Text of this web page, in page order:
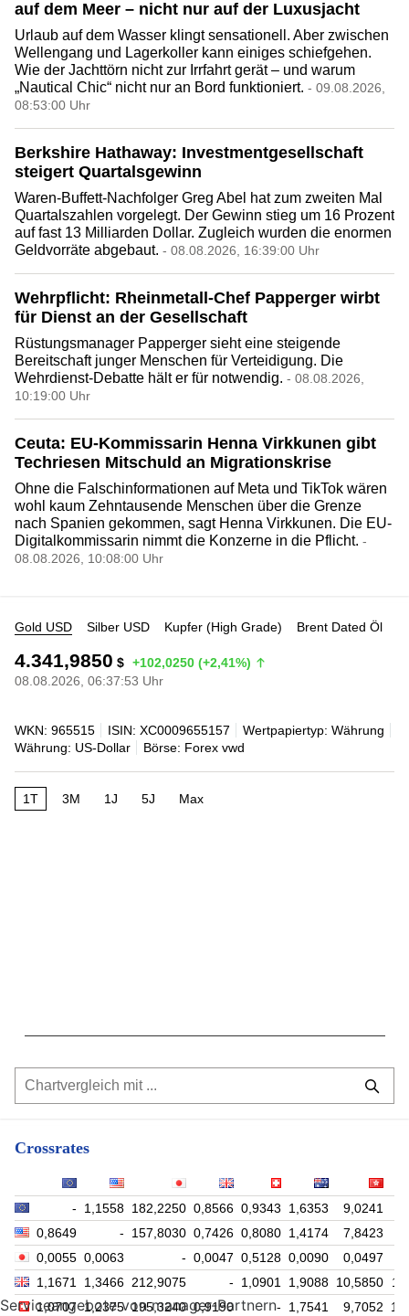
auf dem Meer – nicht nur auf der Luxusjacht
Urlaub auf dem Wasser klingt sensationell. Aber zwischen
Wellengang und Lagerkoller kann einiges schiefgehen.
Wie der Jachttörn nicht zur Irrfahrt gerät – und warum
„Nautical Chic“ nicht nur an Bord funktioniert. - 09.08.2026,
08:53:00 Uhr
Berkshire Hathaway: Investmentgesellschaft
steigert Quartalsgewinn
Waren-Buffett-Nachfolger Greg Abel hat zum zweiten Mal
Quartalszahlen vorgelegt. Der Gewinn stieg um 16 Prozent
auf fast 13 Milliarden Dollar. Zugleich wurden die enormen
Geldvorräte abgebaut. - 08.08.2026, 16:39:00 Uhr
Wehrpflicht: Rheinmetall-Chef Papperger wirbt
für Dienst an der Gesellschaft
Rüstungsmanager Papperger sieht eine steigende
Bereitschaft junger Menschen für Verteidigung. Die
Wehrdienst-Debatte hält er für notwendig. - 08.08.2026,
10:19:00 Uhr
Ceuta: EU-Kommissarin Henna Virkkunen gibt
Techriesen Mitschuld an Migrationskrise
Ohne die Falschinformationen auf Meta und TikTok wären
wohl kaum Zehntausende Menschen über die Grenze
nach Spanien gekommen, sagt Henna Virkkunen. Die EU-
Digitalkommissarin nimmt die Konzerne in die Pflicht. -
08.08.2026, 10:08:00 Uhr
Gold USD Silber USD Kupfer (High Grade) Brent Dated Öl
4.341,9850 $ +102,0250 (+2,41%)
08.08.2026, 06:37:53 Uhr
WKN: 965515 ISIN: XC0009655157
Wertpapiertyp: Währung
Währung: US-Dollar
Börse: Forex vwd
1T 3M 1J 5J Max
Crossrates
- 1,1558 182,2250 0,8566 0,9343 1,6353 9,0241
0,8649
- 157,8030 0,7426 0,8080 1,4174 7,8423
0,0055 0,0063 - 0,0047 0,5128 0,0090 0,0497
1,1671
1,3466 212,9075 - 1,0901 1,9088 10,5850
1,0707 1,2375 195,3240 0,9190 - 1,7541 9,7052
Serviceangebote von manager-Partnern